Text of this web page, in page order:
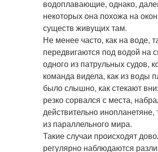
водоплавающие, однако,
некоторых она похожа на
существ живущих там.
Не менее часто, как на воде,
передвигаются под водой на
одного из патрульных судов,
команда видела, как из воды
было слышно, как стекают
резко сорвался с места,
действительно
из параллельного мира.
Такие случаи происходят
регулярно наблюдаются